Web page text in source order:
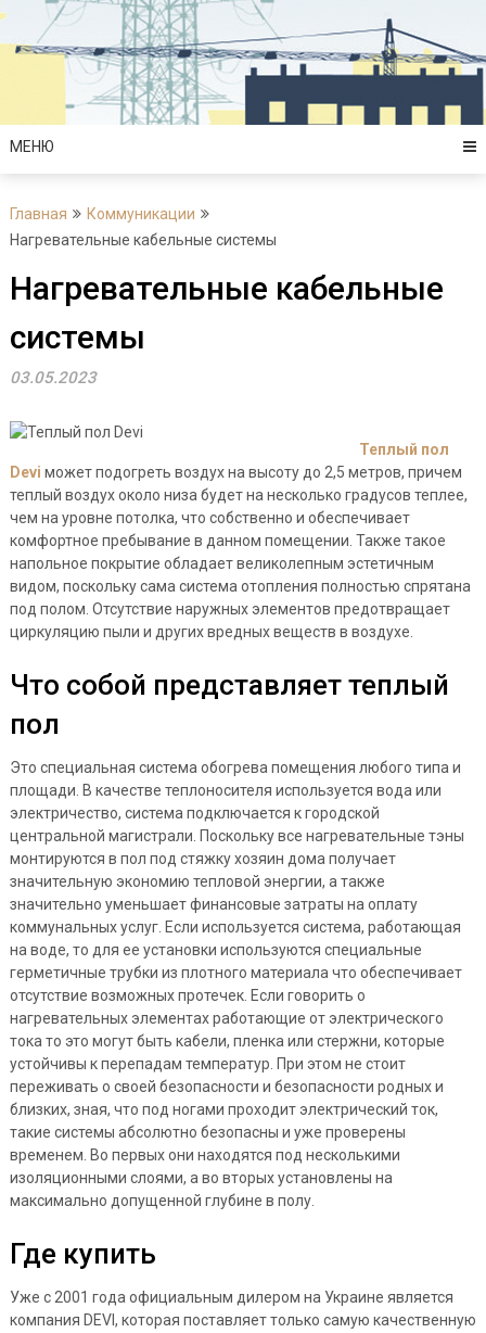
Перейти
содержимому
МЕНЮ
Главная
Коммуникации
Нагревательные кабельные системы
Нагревательные кабельные
системы
03.05.2023
Теплый пол
Devi может подогреть воздух на высоту до 2,5 метров, причем
теплый воздух около низа будет на несколько градусов теплее,
чем на уровне потолка, что собственно и обеспечивает
комфортное пребывание в данном помещении. Также такое
напольное покрытие обладает великолепным эстетичным
видом, поскольку сама система отопления полностью спрятана
под полом. Отсутствие наружных элементов предотвращает
циркуляцию пыли и других вредных веществ в воздухе.
Что собой представляет теплый
пол
Это специальная система обогрева помещения любого типа и
площади. В качестве теплоносителя используется вода или
электричество, система подключается к городской
центральной магистрали. Поскольку все нагревательные тэны
монтируются в пол под стяжку хозяин дома получает
значительную экономию тепловой энергии, а также
значительно уменьшает финансовые затраты на оплату
коммунальных услуг. Если используется система, работающая
на воде, то для ее установки используются специальные
герметичные трубки из плотного материала что обеспечивает
отсутствие возможных протечек. Если говорить о
нагревательных элементах работающие от электрического
тока то это могут быть кабели, пленка или стержни, которые
устойчивы к перепадам температур. При этом не стоит
переживать о своей безопасности и безопасности родных и
близких, зная, что под ногами проходит электрический ток,
такие системы абсолютно безопасны и уже проверены
временем. Во первых они находятся под несколькими
изоляционными слоями, а во вторых установлены на
максимально допущенной глубине в полу.
Где купить
Уже с 2001 года официальным дилером на Украине является
компания DEVI, которая поставляет только самую качественную